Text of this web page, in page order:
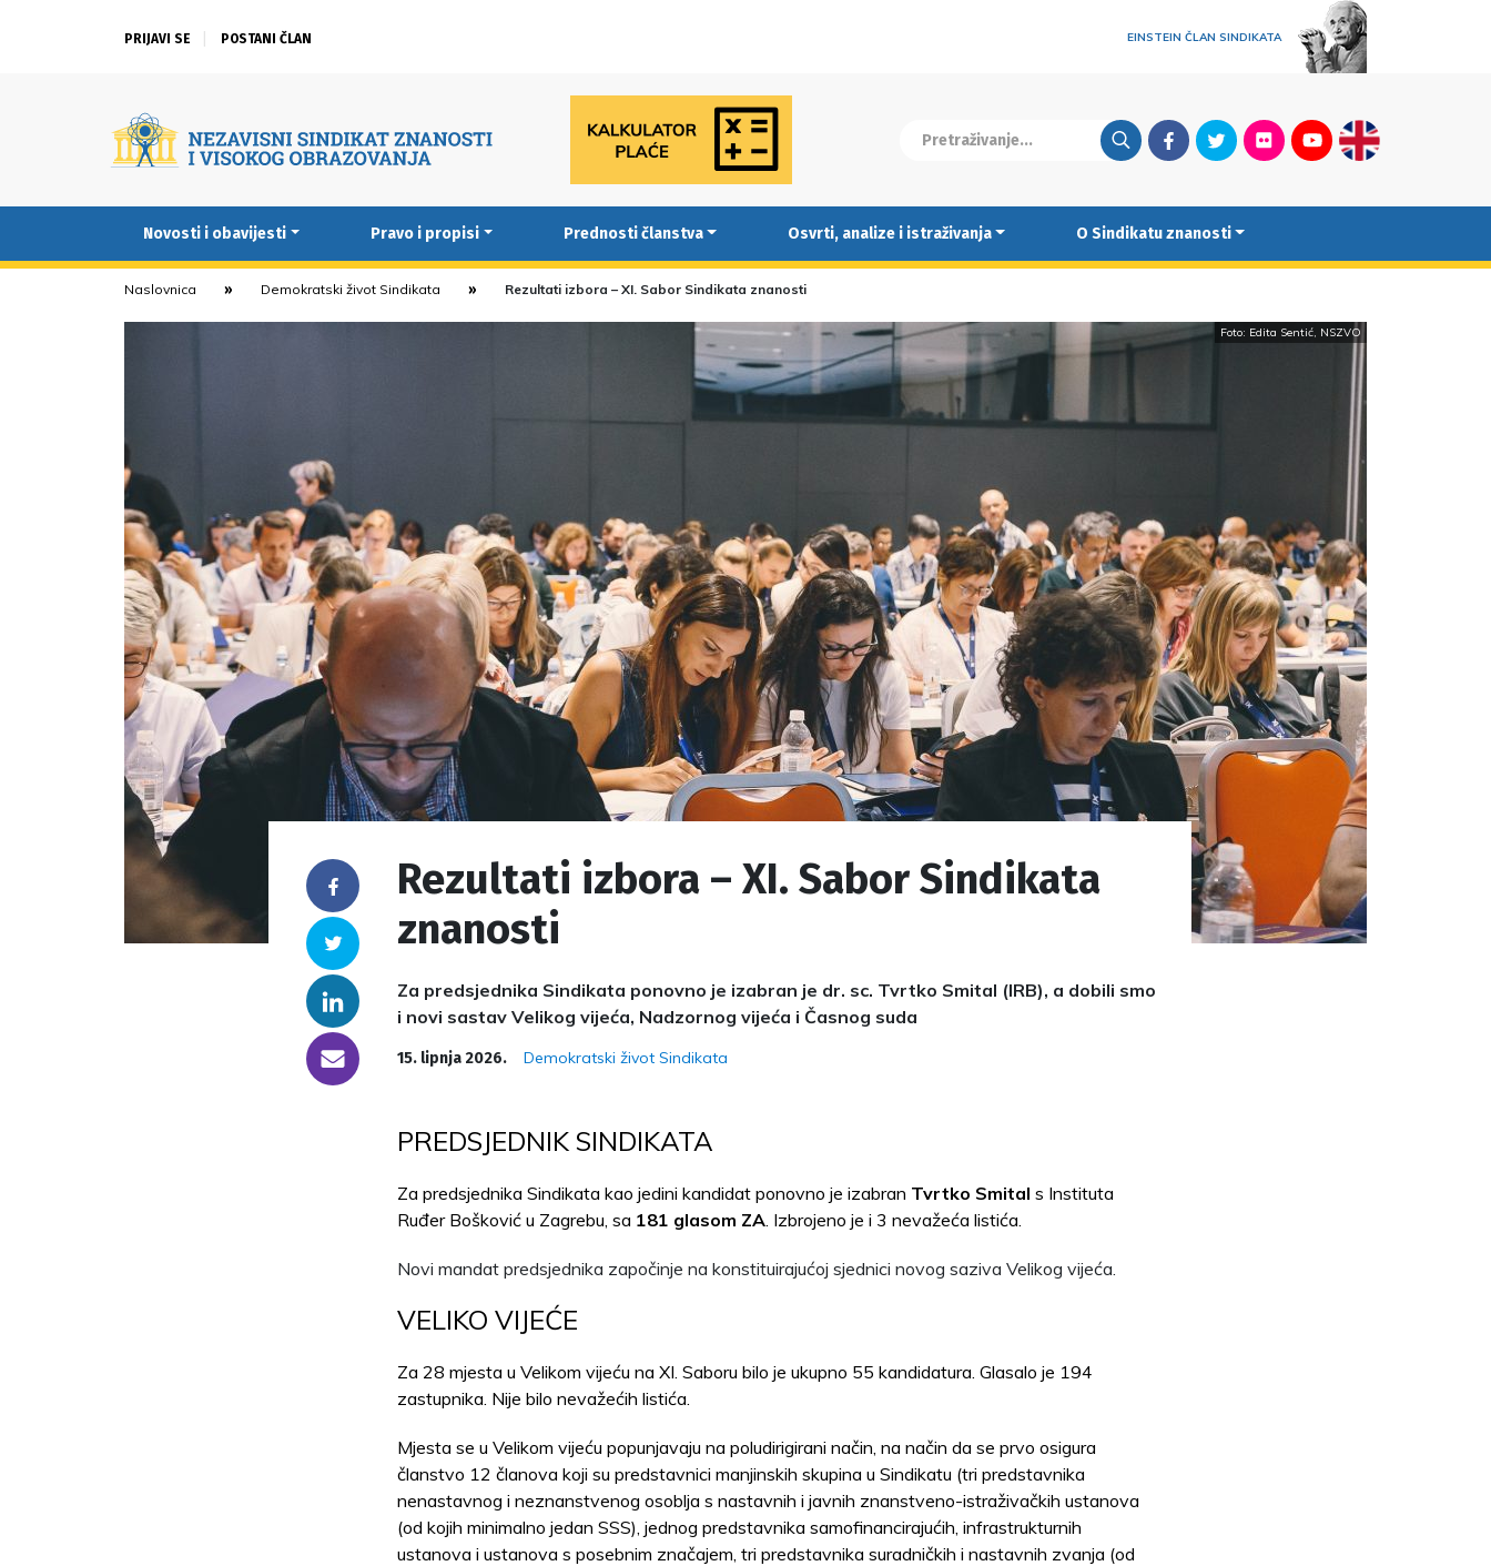
PRIJAVI SE POSTANI ČLAN EINSTEIN ČLAN SINDIKATA
FacebookTwitterFlickrYoutubeEnglish
Novosti i obavijesti Pravo i propisi Prednosti članstva Osvrti, analize i istraživanja O Sindikatu znanosti
Naslovnica Demokratski život Sindikata Rezultati izbora – XI. Sabor Sindikata znanosti
Foto: Edita Sentić, NSZVO
Facebook
Twitter
Linkedin
someone@yoursite.com
Rezultati izbora – XI. Sabor Sindikata
znanosti
Za predsjednika Sindikata ponovno je izabran je dr. sc. Tvrtko Smital (IRB), a dobili smo
i novi sastav Velikog vijeća, Nadzornog vijeća i Časnog suda
15. lipnja 2026. Demokratski život Sindikata
PREDSJEDNIK SINDIKATA
Za predsjednika Sindikata kao jedini kandidat ponovno je izabran Tvrtko Smital s Instituta
Ruđer Bošković u Zagrebu, sa 181 glasom ZA. Izbrojeno je i 3 nevažeća listića.
Novi mandat predsjednika započinje na konstituirajućoj sjednici novog saziva Velikog vijeća.
VELIKO VIJEĆE
Za 28 mjesta u Velikom vijeću na XI. Saboru bilo je ukupno 55 kandidatura. Glasalo je 194
zastupnika. Nije bilo nevažećih listića.
Mjesta se u Velikom vijeću popunjavaju na poludirigirani način, na način da se prvo osigura
članstvo 12 članova koji su predstavnici manjinskih skupina u Sindikatu (tri predstavnika
nenastavnog i neznanstvenog osoblja s nastavnih i javnih znanstveno-istraživačkih ustanova
(od kojih minimalno jedan SSS), jednog predstavnika samofinancirajućih, infrastrukturnih
ustanova i ustanova s posebnim značajem, tri predstavnika suradničkih i nastavnih zvanja (od